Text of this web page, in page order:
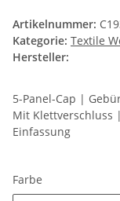
Artikelnummer:
Kategorie: Textile
Hersteller:
5-Panel-Cap |
Mit Klettverschluss
Einfassung
Farbe